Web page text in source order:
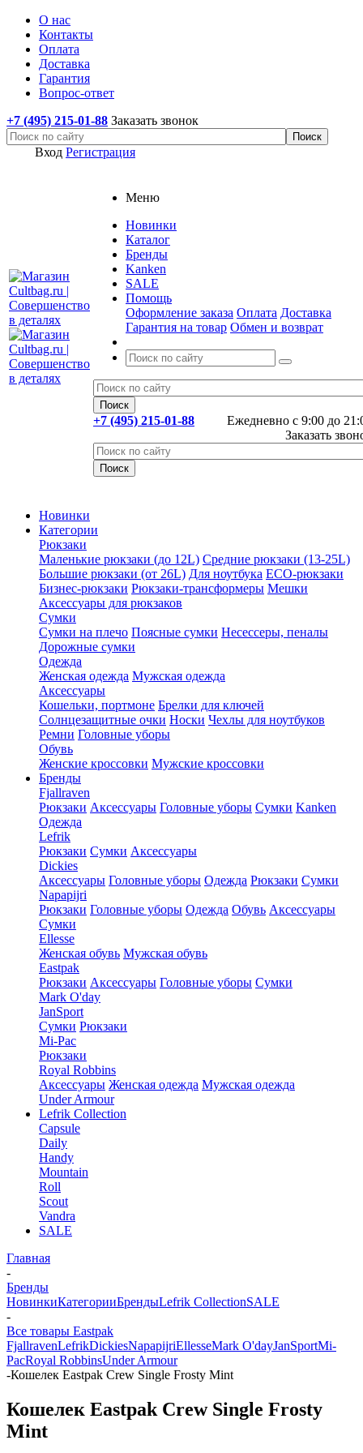
О нас
Контакты
Оплата
Доставка
Гарантия
Вопрос-ответ
+7 (495) 215-01-88 Заказать звонок
Вход Регистрация
Меню
Новинки
Каталог
Бренды
Kanken
SALE
Помощь
Оформление заказа Оплата Доставка
Гарантия на товар Обмен и возврат
Ежедневно с 9:00 до
+7 (495) 215-01-88
Заказать
Новинки
Категории
Рюкзаки
Маленькие рюкзаки (до 12L) Средние рюкзаки (13-25L)
Большие рюкзаки (от 26L) Для ноутбука ECO-рюкзаки
Бизнес-рюкзаки Рюкзаки-трансформеры Мешки
Аксессуары для рюкзаков
Сумки
Сумки на плечо Поясные сумки Несессеры, пеналы
Дорожные сумки
Одежда
Женская одежда Мужская одежда
Аксессуары
Кошельки, портмоне Брелки для ключей
Солнцезащитные очки Носки Чехлы для ноутбуков
Ремни Головные уборы
Обувь
Женские кроссовки Мужские кроссовки
Бренды
Fjallraven
Рюкзаки Аксессуары Головные уборы Сумки Kanken
Одежда
Lefrik
Рюкзаки Сумки Аксессуары
Dickies
Аксессуары Головные уборы Одежда Рюкзаки Сумки
Napapijri
Рюкзаки Головные уборы Одежда Обувь Аксессуары
Сумки
Ellesse
Женская обувь Мужская обувь
Eastpak
Рюкзаки Аксессуары Головные уборы Сумки
Mark O'day
JanSport
Сумки Рюкзаки
Mi-Pac
Рюкзаки
Royal Robbins
Аксессуары Женская одежда Мужская одежда
Under Armour
Lefrik Collection
Capsule
Daily
Handy
Mountain
Roll
Scout
Vandra
SALE
Главная
-
Бренды
НовинкиКатегорииБрендыLefrik CollectionSALE
-
Все товары Eastpak
FjallravenLefrikDickiesNapapijriEllesseMark O'dayJanSportMi-
PacRoyal RobbinsUnder Armour
-Кошелек Eastpak Crew Single Frosty Mint
Кошелек Eastpak Crew Single Frosty
Mint